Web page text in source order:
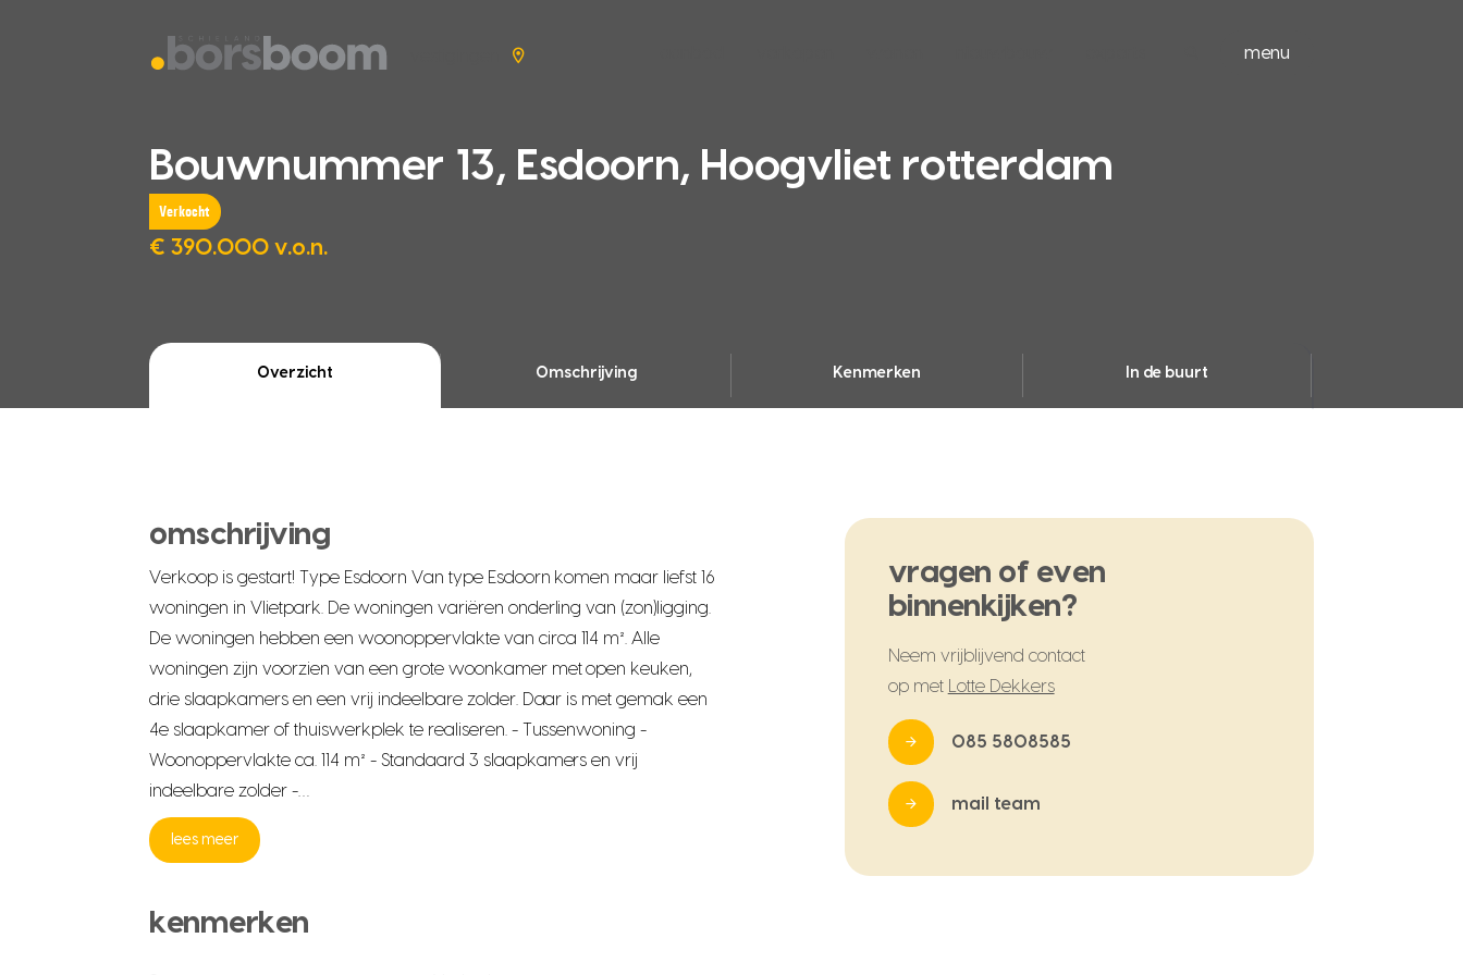
menu
Bouwnummer 13, Esdoorn, Hoogvliet rotterdam
Verkocht
€ 390.000 v.o.n.
Overzicht Omschrijving Kenmerken In de buurt
omschrijving
Verkoop is gestart! Type Esdoorn Van type Esdoorn komen maar liefst 16
woningen in Vlietpark. De woningen variëren onderling van (zon)ligging.
De woningen hebben een woonoppervlakte van circa 114 m². Alle
woningen zijn voorzien van een grote woonkamer met open keuken,
drie slaapkamers en een vrij indeelbare zolder. Daar is met gemak een
4e slaapkamer of thuiswerkplek te realiseren. - Tussenwoning -
Woonoppervlakte ca. 114 m² - Standaard 3 slaapkamers en vrij
indeelbare zolder -…
lees meer
kenmerken
vragen of even
binnenkijken?
Neem vrijblijvend contact
op met
Lotte Dekkers
085 5808585
mail team